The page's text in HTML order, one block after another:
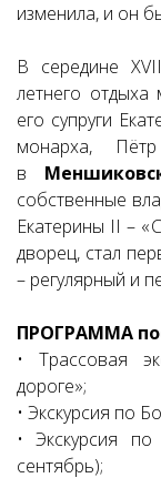
изменила, и он
В середине
летнего
его супруги
монарха,
в
собственные
Екатерины II –
дворец, стал
– регулярный и
ПРОГРАММА
• Трассовая
дороге»;
• Экскурсия по
• Экскурсия
сентябрь);